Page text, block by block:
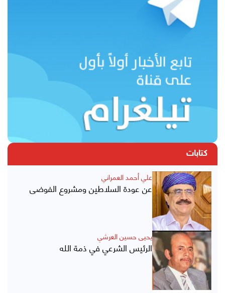
كتابات
علي أحمد العمراني
عن عودة السلاطين ومشروع الفوضى
يحيى حسين العرشي
الرئيس الشرعي في ذمة الله